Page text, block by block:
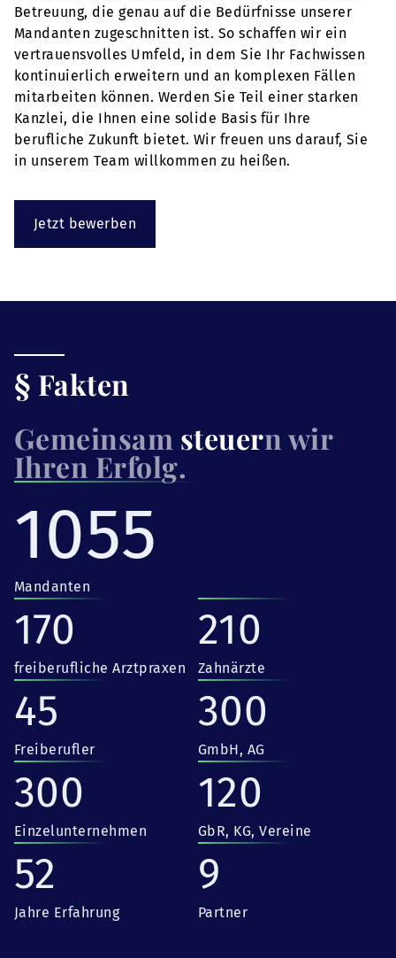
Betreuung, die genau auf die Bedürfnisse unserer
Mandanten zugeschnitten ist. So schaffen wir ein
vertrauensvolles Umfeld, in dem Sie Ihr Fachwissen
kontinuierlich erweitern und an komplexen Fällen
mitarbeiten können. Werden Sie Teil einer starken
Kanzlei, die Ihnen eine solide Basis für Ihre
berufliche Zukunft bietet. Wir freuen uns darauf, Sie
in unserem Team willkommen zu heißen.
Jetzt bewerben
§ Fakten
Gemeinsam steuern wir
Ihren Erfolg.
1055
Mandanten
170
freiberufliche Arztpraxen
210
Zahnärzte
45
Freiberufler
300
GmbH, AG
300
Einzelunternehmen
120
GbR, KG, Vereine
52
Jahre Erfahrung
9
Partner